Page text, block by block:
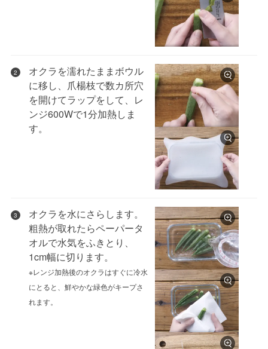
2
オクラを濡れたままボウル
に移し、爪楊枝で数カ所穴
を開けてラップをして、レ
ンジ600Wで1分加熱しま
す。
3
オクラを水にさらします。
粗熱が取れたらペーパータ
オルで水気をふきとり、
1cm幅に切ります。
※レンジ加熱後のオクラはすぐに冷水
にとると、鮮やかな緑色がキープさ
れます。